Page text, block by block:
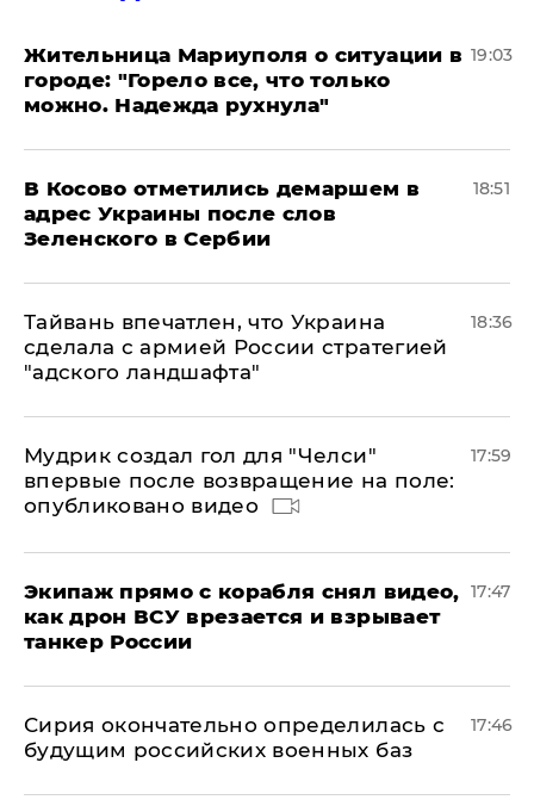
Жительница Мариуполя о ситуации в
городе: "Горело все, что только
можно. Надежда рухнула"
19:03
В Косово отметились демаршем в
адрес Украины после слов
Зеленского в Сербии
18:51
Тайвань впечатлен, что Украина
сделала с армией России стратегией
"адского ландшафта"
18:36
Мудрик создал гол для "Челси"
впервые после возвращение на поле:
опубликовано видео
17:59
Экипаж прямо с корабля снял видео,
как дрон ВСУ врезается и взрывает
танкер России
17:47
Сирия окончательно определилась с
будущим российских военных баз
17:46